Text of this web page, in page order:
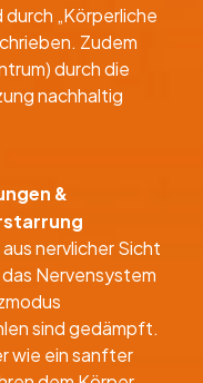
„Körperliche
Zudem
durch die
nachhaltig
&
nervlicher Sicht
Nervensystem
sind gedämpft.
wie ein sanfter